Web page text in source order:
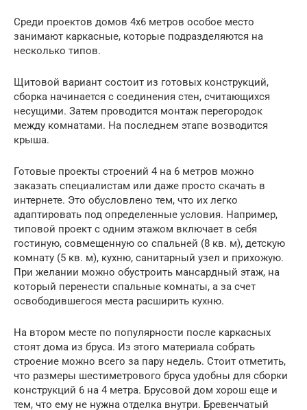
Среди проектов домов 4х6 метров особое место
занимают каркасные, которые подразделяются на
несколько типов.
Щитовой вариант состоит из готовых конструкций,
сборка начинается с соединения стен, считающихся
несущими. Затем проводится монтаж перегородок
между комнатами. На последнем этапе возводится
крыша.
Готовые проекты строений 4 на 6 метров можно
заказать специалистам или даже просто скачать в
интернете. Это обусловлено тем, что их легко
адаптировать под определенные условия. Например,
типовой проект с одним этажом включает в себя
гостиную, совмещенную со спальней (8 кв. м), детскую
комнату (5 кв. м), кухню, санитарный узел и прихожую.
При желании можно обустроить мансардный этаж, на
который перенести спальные комнаты, а за счет
освободившегося места расширить кухню.
На втором месте по популярности после каркасных
стоят дома из бруса. Из этого материала собрать
строение можно всего за пару недель. Стоит отметить,
что размеры шестиметрового бруса удобны для сборки
конструкций 6 на 4 метра. Брусовой дом хорош еще и
тем, что ему не нужна отделка внутри. Бревенчатый